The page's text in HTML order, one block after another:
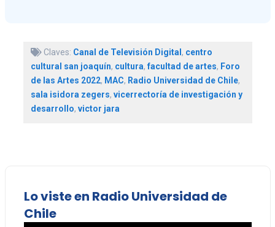
Claves: Canal de Televisión Digital, centro
cultural san joaquín, cultura,facultad de artes, Foro
de las Artes 2022, MAC, Radio Universidad de Chile,
sala isidora zegers, vicerrectoría de investigación y
desarrollo, victor jara
Lo viste en Radio Universidad de
Chile